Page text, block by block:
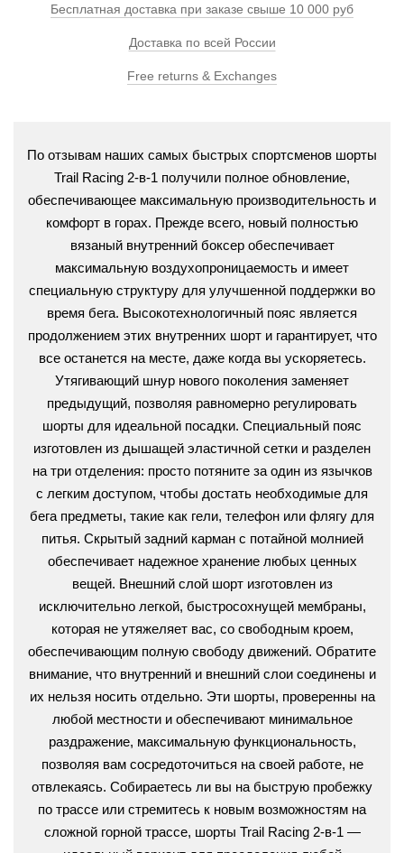
Бесплатная доставка при заказе свыше 10 000 руб
Доставка по всей России
Free returns & Exchanges
По отзывам наших самых быстрых спортсменов шорты
Trail Racing 2-в-1 получили полное обновление,
обеспечивающее максимальную производительность и
комфорт в горах. Прежде всего, новый полностью
вязаный внутренний боксер обеспечивает
максимальную воздухопроницаемость и имеет
специальную структуру для улучшенной поддержки во
время бега. Высокотехнологичный пояс является
продолжением этих внутренних шорт и гарантирует, что
все останется на месте, даже когда вы ускоряетесь.
Утягивающий шнур нового поколения заменяет
предыдущий, позволяя равномерно регулировать
шорты для идеальной посадки. Специальный пояс
изготовлен из дышащей эластичной сетки и разделен
на три отделения: просто потяните за один из язычков
с легким доступом, чтобы достать необходимые для
бега предметы, такие как гели, телефон или флягу для
питья. Скрытый задний карман с потайной молнией
обеспечивает надежное хранение любых ценных
вещей. Внешний слой шорт изготовлен из
исключительно легкой, быстросохнущей мембраны,
которая не утяжеляет вас, со свободным кроем,
обеспечивающим полную свободу движений. Обратите
внимание, что внутренний и внешний слои соединены и
их нельзя носить отдельно. Эти шорты, проверенны на
любой местности и обеспечивают минимальное
раздражение, максимальную функциональность,
позволяя вам сосредоточиться на своей работе, не
отвлекаясь. Собираетесь ли вы на быструю пробежку
по трассе или стремитесь к новым возможностям на
сложной горной трассе, шорты Trail Racing 2-в-1 —